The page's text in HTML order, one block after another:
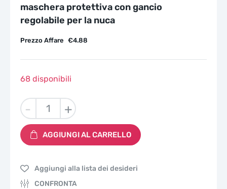
maschera protettiva con gancio
regolabile per la nuca
€4.88
Prezzo Affare
68 disponibili
-
Confezione
25
mascherine
FFP2
maschera
protettiva
+
AGGIUNGI AL CARRELLO
Aggiungi alla lista dei desideri
CONFRONTA